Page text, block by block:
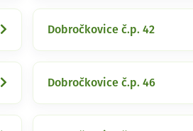
Dobročkovice č.p. 42
Dobročkovice č.p. 46